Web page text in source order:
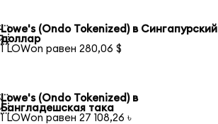
Lowe's (Ondo Tokenized) в Сингапурский
доллар
1 LOWon равен 280,06 $
Lowe's (Ondo Tokenized) в
Бангладешская така
1 LOWon равен 27 108,26 ৳